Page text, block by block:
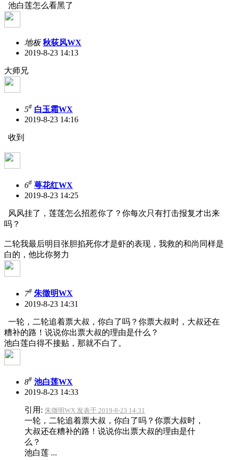
池白莲怎么看黑了
地板 秋荻风WX
2019-8-23 14:13
大师兄
5# 白玉霜WX
2019-8-23 14:16
收到
6# 萼花红WX
2019-8-23 14:25
风风挂了，莲莲怎么招惹你了？你每次只有打击报复才出来
吗？
二轮我最后明目张胆掐死你才是虾的表现，我救的和尚同样是
白的，他比你努力
7# 朱徵明WX
2019-8-23 14:31
一轮，二轮追着票大叔，你白了吗？你票大叔时，大叔还在
糟补的路！说说你出票大叔的理由是什么？
池白莲白得不接贴，那就不白了。
8# 池白莲WX
2019-8-23 14:33
引用: 朱徵明WX 发表于 2019-8-23 14:31
一轮，二轮追着票大叔，你白了吗？你票大叔时，
大叔还在糟补的路！说说你出票大叔的理由是什
么？
池白莲 ...